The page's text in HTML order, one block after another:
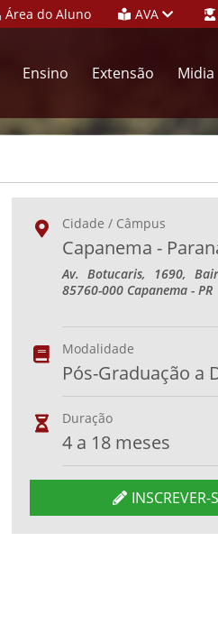
Área do Aluno AVA
Ensino Extensão Midia
Cidade / Câmpus
Capanema -
Av. Botucaris, 1690,
85760-000 Capanema - PR
Modalidade
Pós-Graduação a
Duração
4 a 18 meses
INSCREVER-